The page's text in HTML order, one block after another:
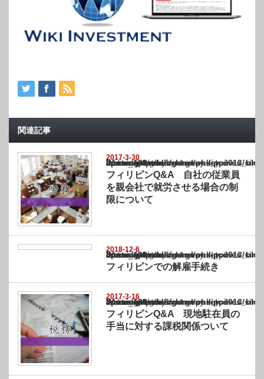
関連記事
2017-3-30
Warning
: Undefined array key "show_category" in
/home/netst/kuno-cpa.co.jp/public_html/philippines_blog/wp-content/themes/
on line183
フィリピンQ&A 自社の従業員
を親会社で就労させる場合の制
限について
2018-12-6
Warning
: Undefined array key "show_category" in
/home/netst/kuno-cpa.co.jp/public_html/philippines_blog/wp-content/themes/
on line183
フィリピンでの解雇手続き
2017-3-16
Warning
: Undefined array key "show_category" in
/home/netst/kuno-cpa.co.jp/public_html/philippines_blog/wp-content/themes/
on line183
フィリピンQ&A 現地駐在員の
手当に対する課税関係ついて